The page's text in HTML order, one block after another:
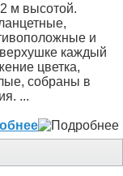
м высотой.
и
каждый
цветка,
собраны в
...